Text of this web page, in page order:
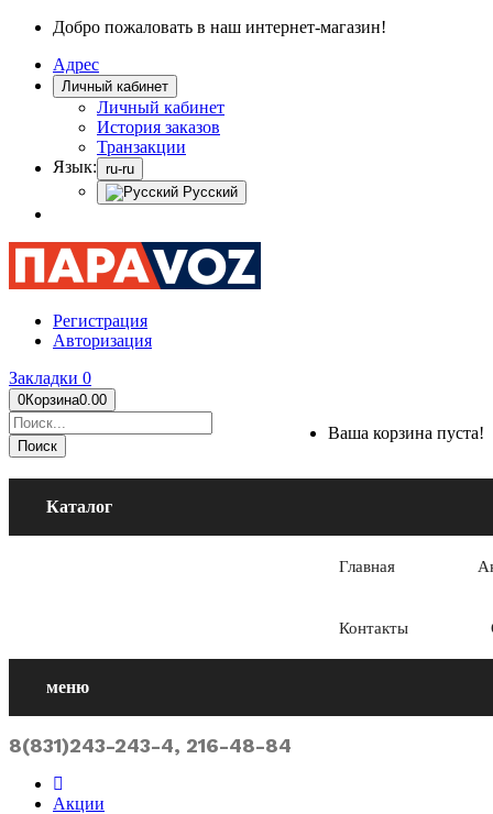
Добро пожаловать в наш интернет-магазин!
Адрес
Личный кабинет
Личный кабинет
История заказов
Транзакции
Язык: ru-ru
Русский
Регистрация
Авторизация
Закладки 0
0Корзина0.00
Ваша корзина пуста!
Поиск
Каталог
Главная
Контакты
меню
8(831)243-243-4, 216-48-84
Акции